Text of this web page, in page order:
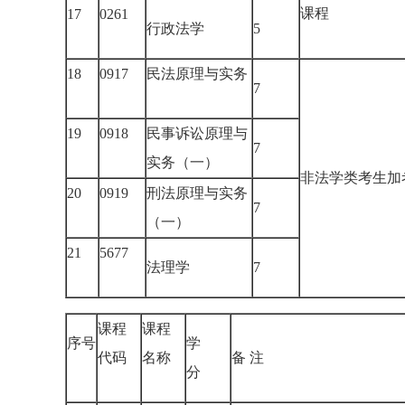
课程
17
0261
行政法学
5
18 0917
民法原理与实务
7
非法学类考生
19 0918
民事诉讼原理与
实务（一）
7
20 0919
刑法原理与实务
（一）
7
21
5677
法理学
7
序号
课程
代码
课程
名称
学
分
备 注